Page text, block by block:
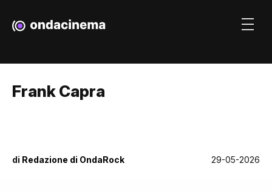
Frank Capra
di Redazione di OndaRock 29-05-2026